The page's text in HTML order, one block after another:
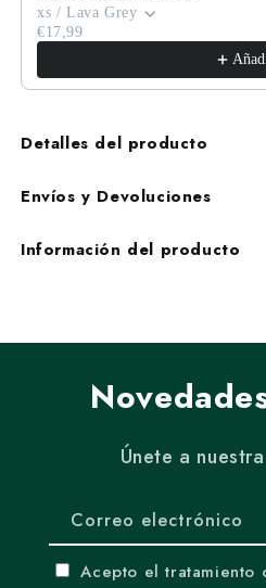
xs / Lava Grey
€17,99
Detalles del producto
Envíos y Devoluciones
Información del producto
Únete a
Correo electrónico
Acepto el tratamiento